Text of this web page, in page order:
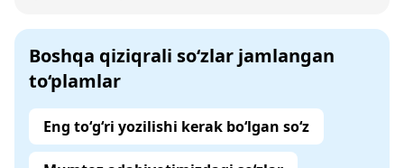
Boshqa qiziqrali so‘zlar jamlangan
to‘plamlar
Eng to‘g‘ri yozilishi kerak bo‘lgan so‘z